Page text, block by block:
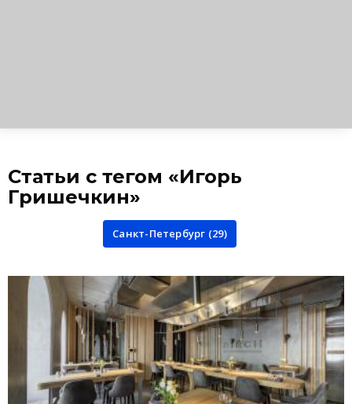
Статьи с тегом «Игорь
Гришечкин»
Санкт-Петербург (29)